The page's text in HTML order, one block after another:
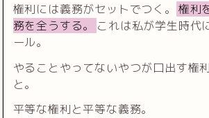
権利には義務がセットでつく。
権利
務を全うする。
これは私が学生時代
ール。
やることやってないやつが口出す権
と。
平等な権利と平等な義務。